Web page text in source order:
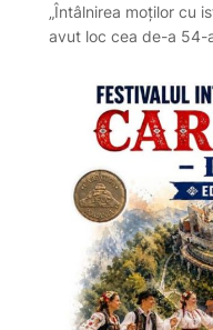
„Întâlnirea moților cu
avut loc cea de-a 54-